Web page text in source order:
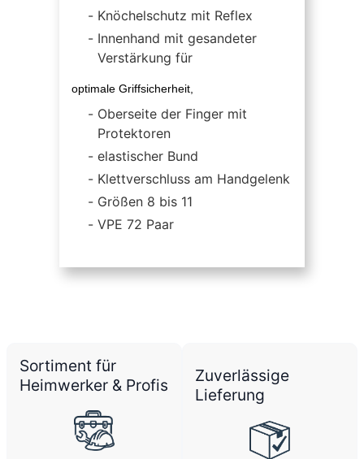
Knöchelschutz mit Reflex
Innenhand mit gesandeter
Verstärkung für
optimale Griffsicherheit,
Oberseite der Finger mit
Protektoren
elastischer Bund
Klettverschluss am Handgelenk
Größen 8 bis 11
VPE 72 Paar
Sortiment für
Heimwerker & Profis
Zuverlässige
Lieferung